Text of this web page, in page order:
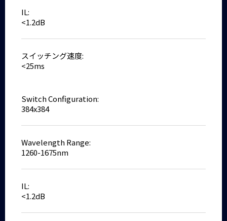
IL:
<1.2dB
スイッチング速度:
<25ms
Switch Configuration:
384x384
Wavelength Range:
1260-1675nm
IL:
<1.2dB